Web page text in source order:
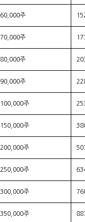
60,000주
70,000주
80,000주
90,000주
100,000주
150,000주
200,000주
250,000주
300,000주
350,000주